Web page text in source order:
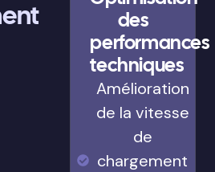
des
performances
techniques
Amélioration
de la vitesse
de
chargement